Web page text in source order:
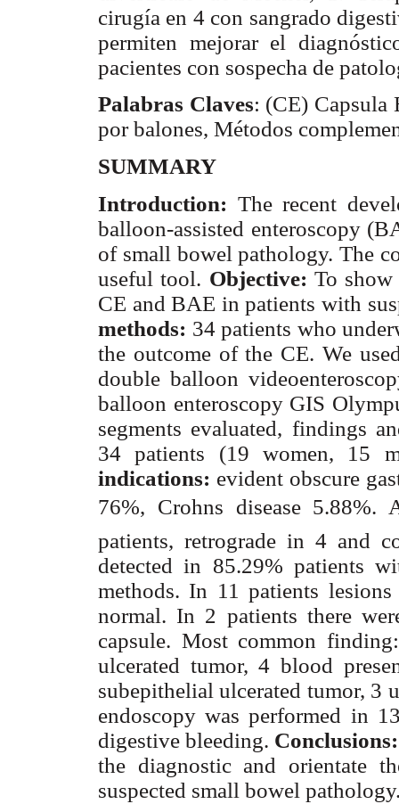
cirugía en 4 con sangrado
permiten mejorar el
pacientes con sospecha de
Palabras Claves: (CE) Capsula
por balones, Métodos
SUMMARY
Introduction: The recent
balloon-assisted enteroscopy
of small bowel pathology. The
useful tool. Objective: To
CE and BAE in patients with
methods: 34 patients who
the outcome of the CE. We
double balloon
balloon enteroscopy GIS
segments evaluated, findings
34 patients (19 women, 15
indications: evident obscure
76%, Crohns disease
patients, retrograde in 4 and
detected in 85.29% patients
methods. In 11 patients
normal. In 2 patients there
capsule. Most common
ulcerated tumor, 4 blood
subepithelial ulcerated tumor, 3
endoscopy was performed in
digestive bleeding.
the diagnostic and orientate
suspected small bowel